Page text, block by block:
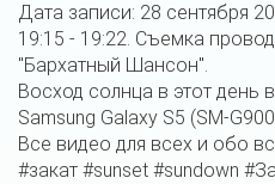
Дата записи: 28 сентября
19:15 - 19:22. Съемка
"Бархатный Шансон".
Восход солнца в этот день
Samsung Galaxy S5 (SM-
Все видео для всех и обо
#закат #sunset #sundown